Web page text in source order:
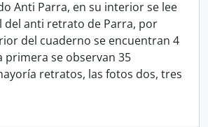
Anti Parra, en su interior se lee
del anti retrato de Parra, por
del cuaderno se encuentran 4
primera se observan 35
retratos, las fotos dos, tres